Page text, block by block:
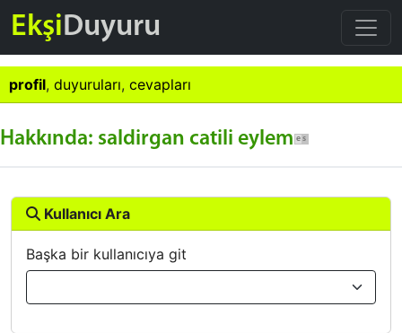
EkşiDuyuru
profil, duyuruları, cevapları
Hakkında: saldirgan catili eylem
Kullanıcı Ara
Başka bir kullanıcıya git